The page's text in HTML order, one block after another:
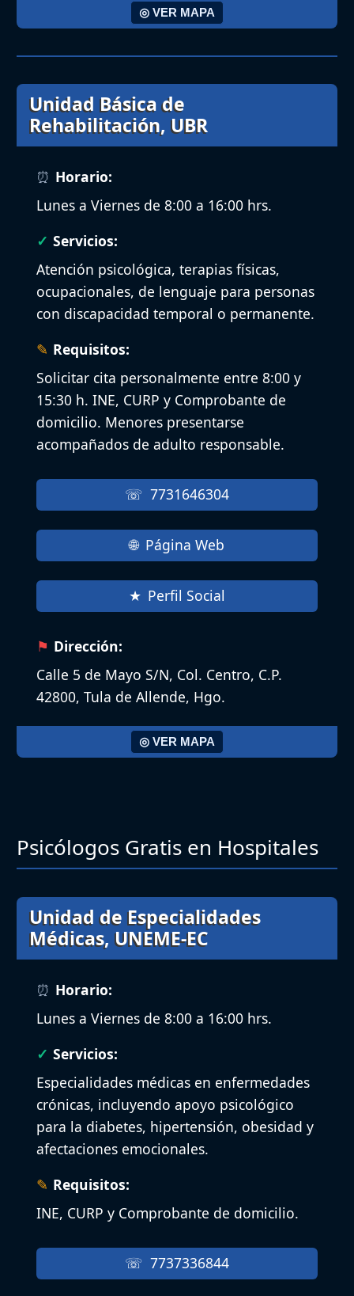
◎ VER MAPA
Unidad Básica de
Rehabilitación, UBR
Horario:
Lunes a Viernes de 8:00 a 16:00 hrs.
Servicios:
Atención psicológica, terapias físicas,
ocupacionales, de lenguaje para personas
con discapacidad temporal o permanente.
Requisitos:
Solicitar cita personalmente entre 8:00 y
15:30 h. INE, CURP y Comprobante de
domicilio. Menores presentarse
acompañados de adulto responsable.
7731646304
Página Web
Perfil Social
Dirección:
Calle 5 de Mayo S/N, Col. Centro, C.P.
42800, Tula de Allende, Hgo.
◎ VER MAPA
Psicólogos Gratis en Hospitales
Unidad de Especialidades
Médicas, UNEME-EC
Horario:
Lunes a Viernes de 8:00 a 16:00 hrs.
Servicios:
Especialidades médicas en enfermedades
crónicas, incluyendo apoyo psicológico
para la diabetes, hipertensión, obesidad y
afectaciones emocionales.
Requisitos:
INE, CURP y Comprobante de domicilio.
7737336844